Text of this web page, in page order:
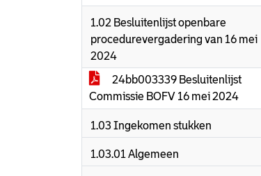
1.02 Besluitenlijst openbare
procedurevergadering van 16 mei
2024
24bb003339 Besluitenlijst
Commissie BOFV 16 mei 2024
1.03 Ingekomen stukken
1.03.01 Algemeen